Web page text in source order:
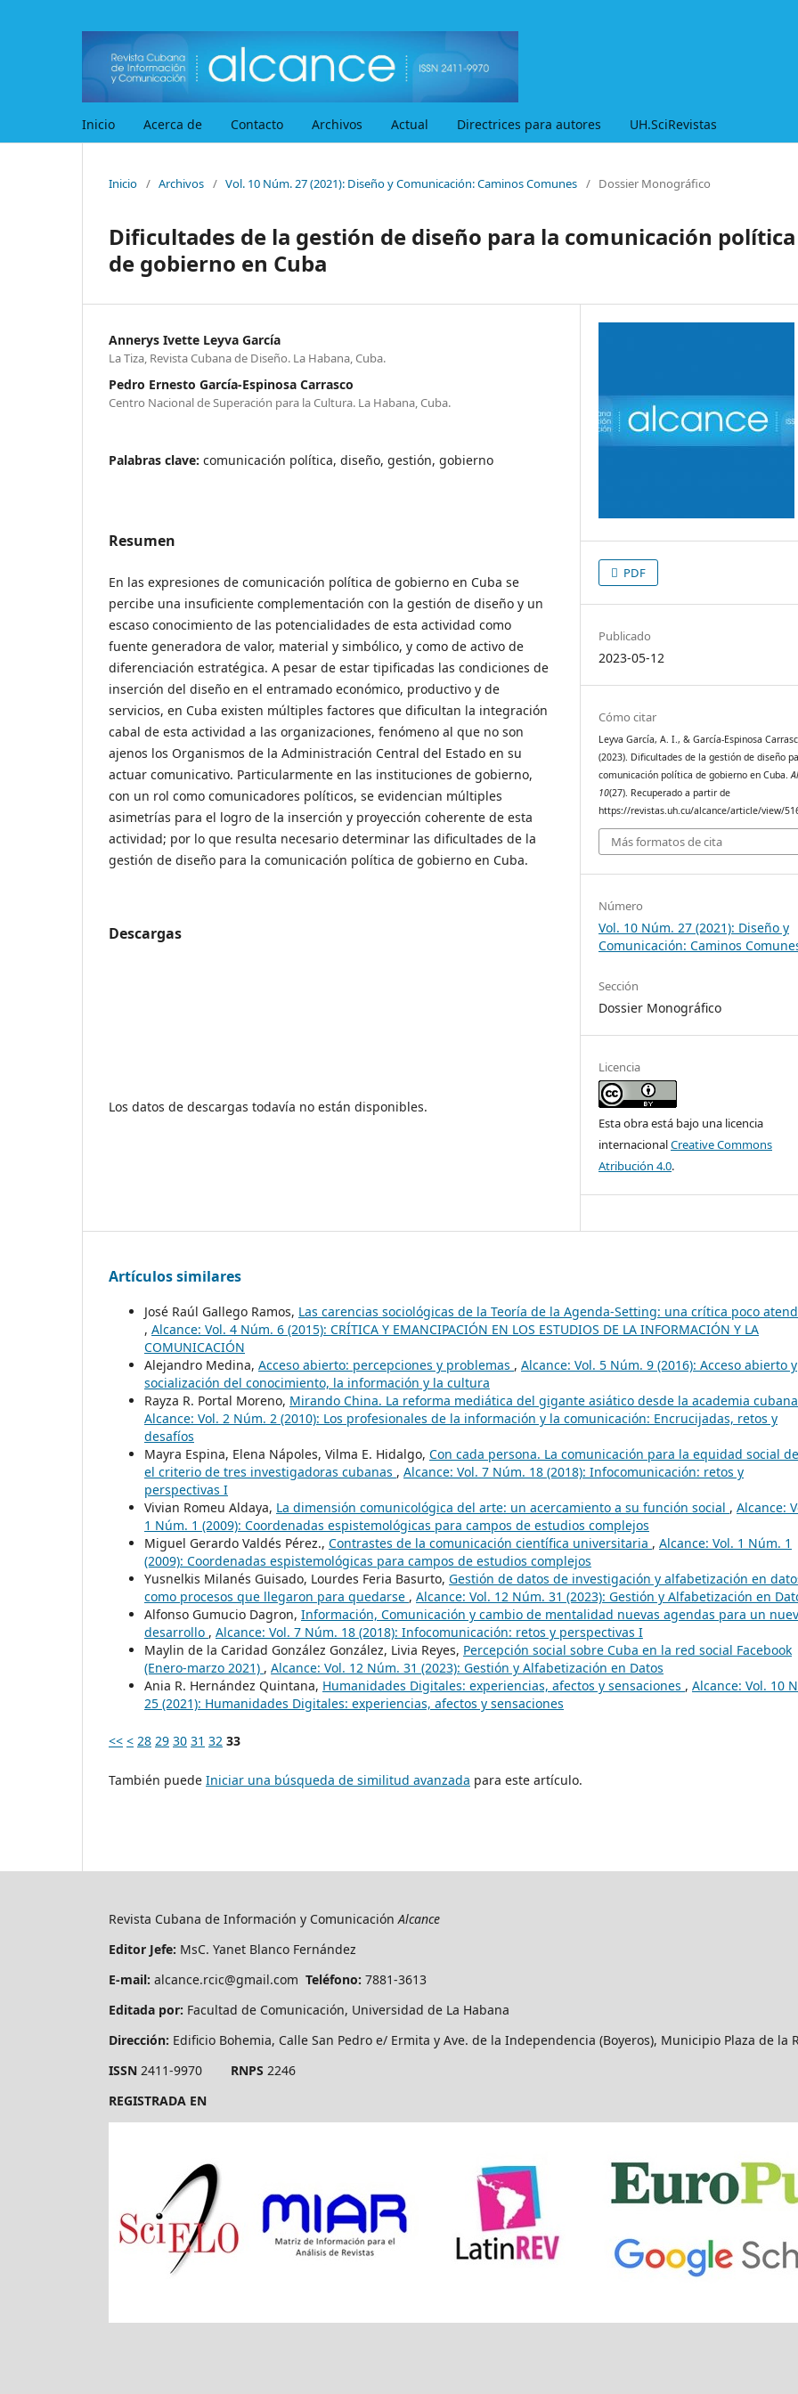
Inicio Acerca de Contacto Archivos Actual Directrices para autores UH.SciRevistas
Inicio / Archivos / Vol. 10 Núm. 27 (2021): Diseño y Comunicación: Caminos Comunes / Dossier Monográfico
Dificultades de la gestión de diseño para la comunicación política
de gobierno en Cuba
Annerys Ivette Leyva García
La Tiza, Revista Cubana de Diseño. La Habana, Cuba.
Pedro Ernesto García-Espinosa Carrasco
Centro Nacional de Superación para la Cultura. La Habana, Cuba.
Palabras clave: comunicación política, diseño, gestión, gobierno
Resumen
En las expresiones de comunicación política de gobierno en Cuba se
percibe una insuficiente complementación con la gestión de diseño y un
escaso conocimiento de las potencialidades de esta actividad como
fuente generadora de valor, material y simbólico, y como de activo de
diferenciación estratégica. A pesar de estar tipificadas las condiciones de
inserción del diseño en el entramado económico, productivo y de
servicios, en Cuba existen múltiples factores que dificultan la integración
cabal de esta actividad a las organizaciones, fenómeno al que no son
ajenos los Organismos de la Administración Central del Estado en su
actuar comunicativo. Particularmente en las instituciones de gobierno,
con un rol como comunicadores políticos, se evidencian múltiples
asimetrías para el logro de la inserción y proyección coherente de esta
actividad; por lo que resulta necesario determinar las dificultades de la
gestión de diseño para la comunicación política de gobierno en Cuba.
Descargas
Los datos de descargas todavía no están disponibles.
PDF
Publicado
2023-05-12
Cómo citar
Leyva García, A. I., & García-Espinosa
(2023). Dificultades de la gestión de diseño
comunicación política de gobierno en Cuba.
10(27). Recuperado a partir de
https://revistas.uh.cu/alcance/article/view/
Más formatos de cita
Número
Vol. 10 Núm. 27 (2021): Diseño y
Comunicación: Caminos
Sección
Dossier Monográfico
Licencia
Esta obra está bajo una licencia
internacionalCreative Commons
Atribución 4.0.
Artículos similares
José Raúl Gallego Ramos, Las carencias sociológicas de la Teoría de la Agenda-Setting: una crítica poco
, Alcance: Vol. 4 Núm. 6 (2015): CRÍTICA Y EMANCIPACIÓN EN LOS ESTUDIOS DE LA INFORMACIÓN Y LA
COMUNICACIÓN
Alejandro Medina, Acceso abierto: percepciones y problemas , Alcance: Vol. 5 Núm. 9 (2016): Acceso abierto y
socialización del conocimiento, la información y la cultura
Rayza R. Portal Moreno, Mirando China. La reforma mediática del gigante asiático desde la academia
Alcance: Vol. 2 Núm. 2 (2010): Los profesionales de la información y la comunicación: Encrucijadas, retos y
desafíos
Mayra Espina, Elena Nápoles, Vilma E. Hidalgo, Con cada persona. La comunicación para la equidad social
el criterio de tres investigadoras cubanas , Alcance: Vol. 7 Núm. 18 (2018): Infocomunicación: retos y
perspectivas I
Vivian Romeu Aldaya, La dimensión comunicológica del arte: un acercamiento a su función social , Alcance:
1 Núm. 1 (2009): Coordenadas espistemológicas para campos de estudios complejos
Miguel Gerardo Valdés Pérez., Contrastes de la comunicación científica universitaria , Alcance: Vol. 1 Núm. 1
(2009): Coordenadas espistemológicas para campos de estudios complejos
Yusnelkis Milanés Guisado, Lourdes Feria Basurto, Gestión de datos de investigación y alfabetización en
como procesos que llegaron para quedarse , Alcance: Vol. 12 Núm. 31 (2023): Gestión y Alfabetización en
Alfonso Gumucio Dagron, Información, Comunicación y cambio de mentalidad nuevas agendas para un
desarrollo , Alcance: Vol. 7 Núm. 18 (2018): Infocomunicación: retos y perspectivas I
Maylin de la Caridad González González, Livia Reyes, Percepción social sobre Cuba en la red social Facebook
(Enero-marzo 2021) , Alcance: Vol. 12 Núm. 31 (2023): Gestión y Alfabetización en Datos
Ania R. Hernández Quintana, Humanidades Digitales: experiencias, afectos y sensaciones , Alcance: Vol. 10
25 (2021): Humanidades Digitales: experiencias, afectos y sensaciones
<< < 28 29 30 31 32 33
También puede Iniciar una búsqueda de similitud avanzada para este artículo.
Revista Cubana de Información y Comunicación Alcance
Editor Jefe: MsC. Yanet Blanco Fernández
E-mail: alcance.rcic@gmail.com Teléfono: 7881-3613
Editada por: Facultad de Comunicación, Universidad de La Habana
Dirección: Edificio Bohemia, Calle San Pedro e/ Ermita y Ave. de la Independencia (Boyeros), Municipio Plaza de la
ISSN 2411-9970 RNPS 2246
REGISTRADA EN